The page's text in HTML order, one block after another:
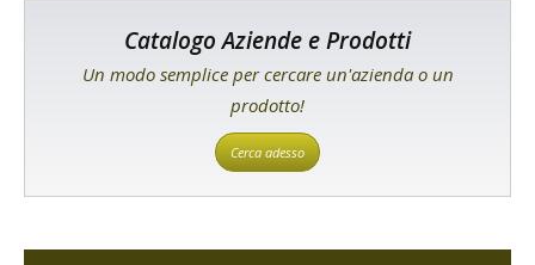
Catalogo Aziende e Prodotti
Un modo semplice per cercare un'azienda o un
prodotto!
Cerca adesso